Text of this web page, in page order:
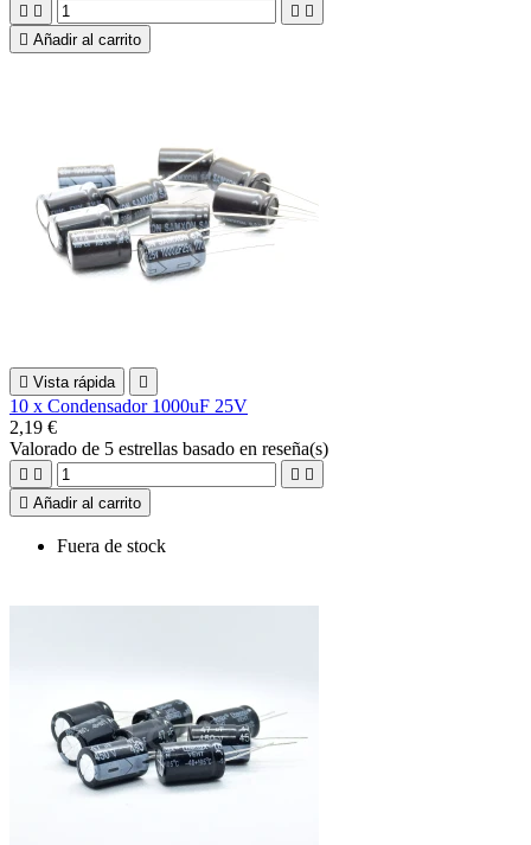
   
 Añadir al carrito
 Vista rápida 
10 x Condensador 1000uF 25V
2,19 €
Valorado de 5 estrellas basado en reseña(s)
   
 Añadir al carrito
Fuera de stock